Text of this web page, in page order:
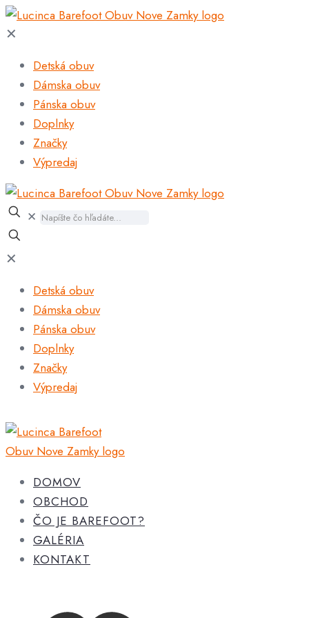
✕
Detská obuv
Dámska obuv
Pánska obuv
Doplnky
Značky
Výpredaj
✕
✕
Detská obuv
Dámska obuv
Pánska obuv
Doplnky
Značky
Výpredaj
DOMOV
OBCHOD
ČO JE BAREFOOT?
GALÉRIA
KONTAKT